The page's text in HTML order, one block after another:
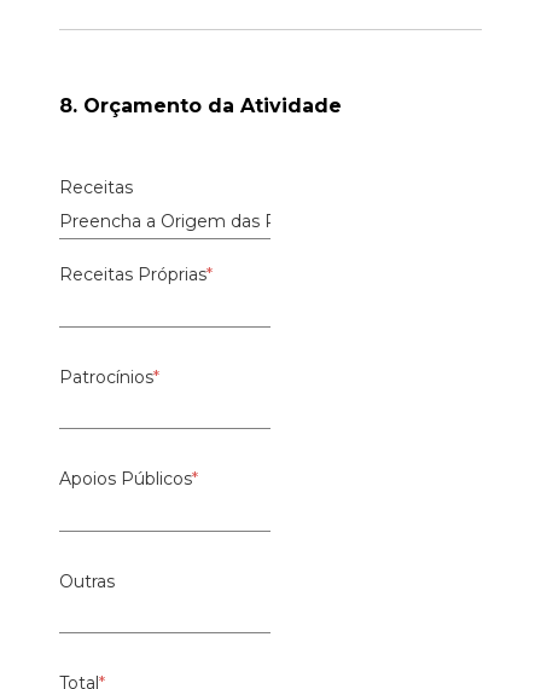
8. Orçamento da Atividade
Receitas
Receitas Próprias*
Patrocínios*
Apoios Públicos*
Outras
Total*